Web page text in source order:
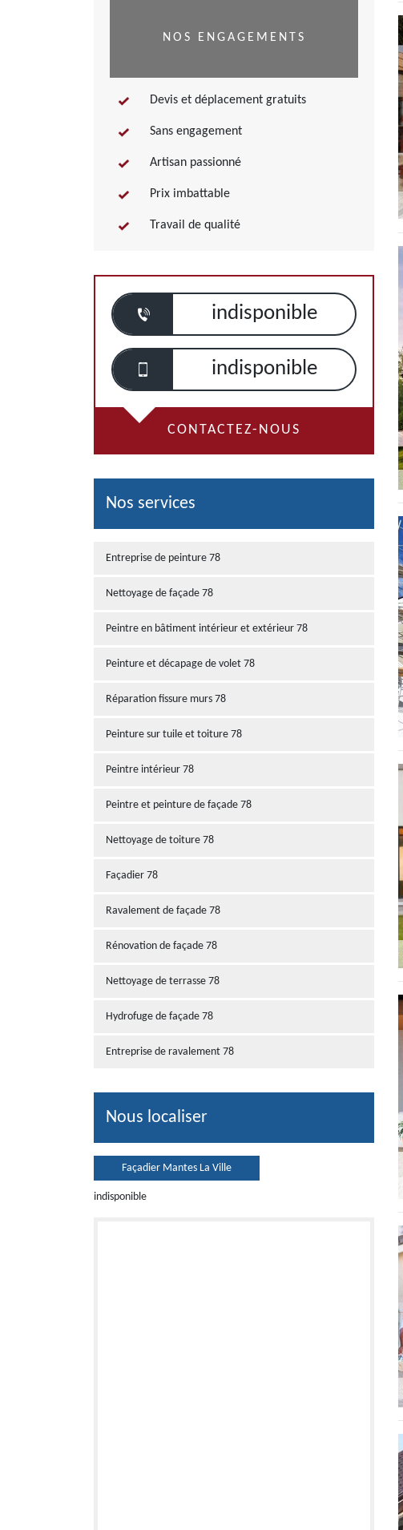
NOS ENGAGEMENTS
Devis et déplacement gratuits
Sans engagement
Artisan passionné
Prix imbattable
Travail de qualité
indisponible
indisponible
CONTACTEZ-NOUS
Nos services
Entreprise de peinture 78
Nettoyage de façade 78
Peintre en bâtiment intérieur et extérieur 78
Peinture et décapage de volet 78
Réparation fissure murs 78
Peinture sur tuile et toiture 78
Peintre intérieur 78
Peintre et peinture de façade 78
Nettoyage de toiture 78
Façadier 78
Ravalement de façade 78
Rénovation de façade 78
Nettoyage de terrasse 78
Hydrofuge de façade 78
Entreprise de ravalement 78
Nous localiser
Façadier Mantes La Ville
indisponible